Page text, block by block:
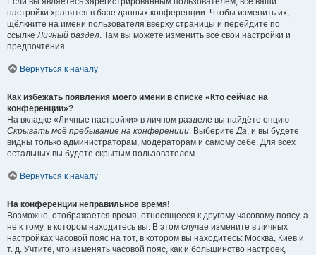
настройки хранятся в базе данных конференции. Чтобы изменить их,
щёлкните на имени пользователя вверху страницы и перейдите по
ссылкеЛичный раздел. Там вы можете изменить все свои настройки и
предпочтения.
Вернуться к началу
Как избежать появления моего имени в списке «Кто сейчас на
конференции»?
На вкладке «Личные настройки» в личном разделе вы найдёте опцию
Скрывать моё пребывание на конференции. ВыберитеДа, и вы будете
видны только администраторам, модераторам и самому себе. Для всех
остальных вы будете скрытым пользователем.
Вернуться к началу
На конференции неправильное время!
Возможно, отображается время, относящееся к другому часовому поясу, а
не к тому, в котором находитесь вы. В этом случае измените в личных
настройках часовой пояс на тот, в котором вы находитесь: Москва, Киев и
т. д. Учтите, что изменять часовой пояс, как и большинство настроек,